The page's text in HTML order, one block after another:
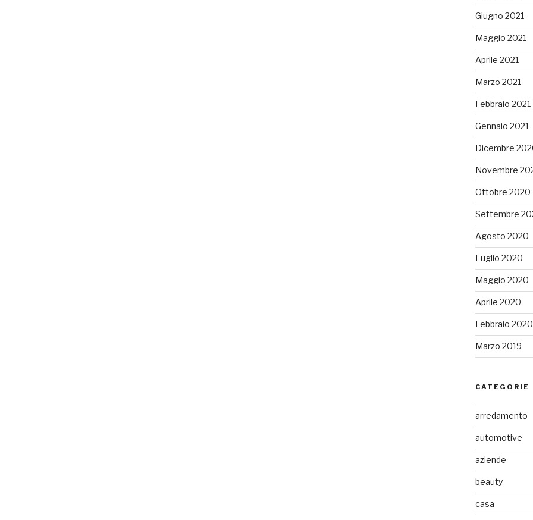
Giugno 2021
Maggio 2021
Aprile 2021
Marzo 2021
Febbraio 2021
Gennaio 2021
Dicembre
Novembre
Ottobre 2020
Settembre
Agosto 2020
Luglio 2020
Maggio 2020
Aprile 2020
Febbraio 2020
Marzo 2019
CATEGORIE
arredamento
automotive
aziende
beauty
casa